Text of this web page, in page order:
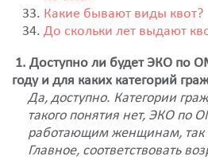
Какие бывают виды квот?
До скольки лет выдают
1. Доступно ли будет ЭКО по
году и для каких категорий
Да, доступно. Категории
такого понятия нет, ЭКО по
работающим женщинам, так
Главное, соответствовать